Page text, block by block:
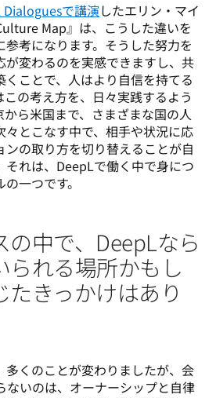
で講演したエリン・マイ
Map』は、こうした違いを
考になります。そうした努力を
が変わるのを実感できますし、共
ことで、人はより自信を持てる
の考え方を、日々実践するよう
ら米国まで、さまざまな国の人
々とこなす中で、相手や状況に応
ンの取り方を切り替えることが自
それは、DeepLで働く中で身につ
一つです。
中で、DeepLなら
られる場所かもし
たきっかけはあり
多くのことが変わりましたが、会
ないのは、オーナーシップと自律